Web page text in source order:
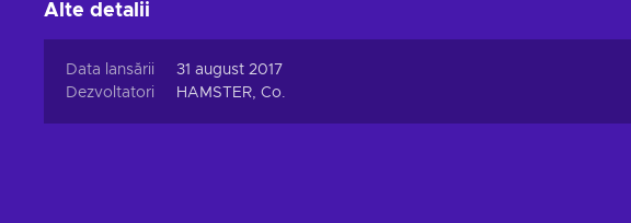
Alte detalii
Data lansării
31 august 2017
Dezvoltatori
HAMSTER, Co.